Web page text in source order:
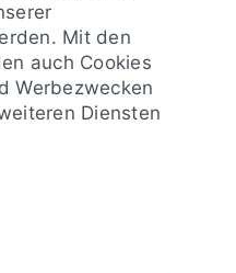
EINRICHTUNGEN
Im Dialog Karriere
aktuell
Nr. 4/2011: Uni
Mit den
auch Cookies
Werbezwecken
Diensten